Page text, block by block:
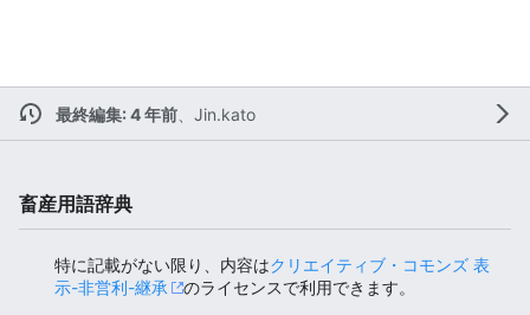
最終編集: 4 年前、 Jin.kato
畜産用語辞典
特に記載がない限り、内容はクリエイティブ・コモンズ 表
示-非営利-継承
のライセンスで利用できます。